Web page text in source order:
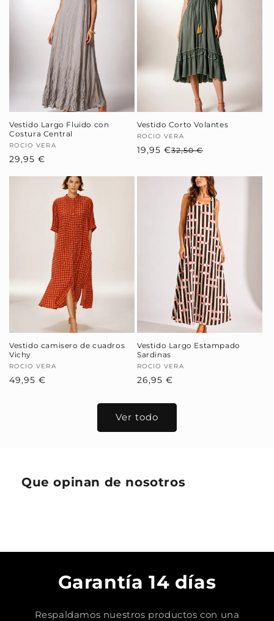
Vestido Largo Fluido con
Costura Central
Proveedor:
ROCIO VERA
Precio
29,95 €
Vestido Corto Volantes
Proveedor:
ROCIO VERA
32,50 €
oferta
19,95 €
Vestido camisero de cuadros
Vichy
Proveedor:
ROCIO VERA
Precio
49,95 €
Vestido Largo Estampado
Sardinas
Proveedor:
ROCIO VERA
Precio
26,95 €
Ver todo
Que opinan de nosotros
Garantía 14 días
Respaldamos nuestros productos con una